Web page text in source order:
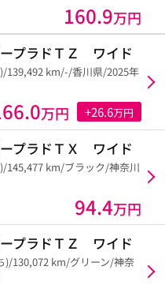
160.9万円
プラドＴＺ ワイド
139,492 km/-/香川県/2025年
万円 +26.6万円
プラドＴＸ ワイド
145,477 km/ブラック/神奈川
94.4万円
プラドＴＺ ワイド
)/130,072 km/グリーン/神奈